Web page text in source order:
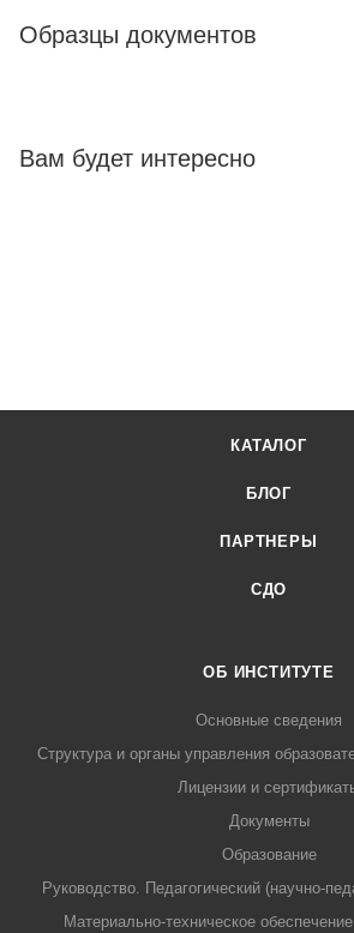
Образцы документов
Вам будет интересно
КАТАЛОГ
БЛОГ
ПАРТНЕРЫ
СДО
ОБ ИНСТИТУТЕ
Основные сведения
Структура и органы управления
Лицензии и
Документы
Образование
Руководство. Педагогический (научно-
Материально-техническое